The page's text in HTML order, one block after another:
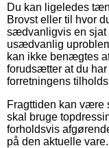
Du kan ligeledes
Brovst eller til hvor
sædvanligvis en sjat
usædvanlig
kan ikke benægtes
forudsætter at du
forretningens
Fragttiden kan være
skal bruge
forholdsvis
på den aktuelle vare.